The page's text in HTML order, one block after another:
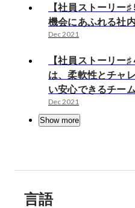
【社員ストーリー
機会にあふれる社
Dec 2021
【社員ストーリ
は、柔軟性とチャ
い安心できるチー
Dec 2021
Show more
言語